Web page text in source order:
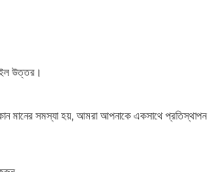
উত্তর।
মানের সমস্যা হয়, আমরা আপনাকে একসাথে প্রতিস্থাপন